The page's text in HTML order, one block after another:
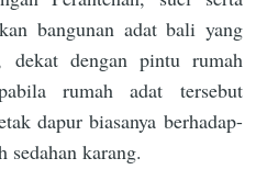
bangunan adat bali yang
dekat dengan pintu rumah
rumah adat tersebut
dapur biasanya berhadap-
sedahan karang.